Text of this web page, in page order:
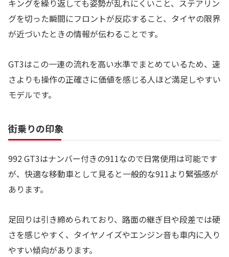
キングを繰り返しても姿勢が乱れにくいこと、ステアリン
グを切った瞬間にフロントが反応すること、タイヤの限界
が近づいたときの情報が伝わることです。
GT3はこの一連の流れを高い水準でまとめているため、速
さよりも操作の正確さに価値を感じる人ほど満足しやすい
モデルです。
街乗りの印象
992 GT3はナンバー付きの911なので日常使用は可能です
が、快適な移動車として見ると一般的な911より緊張感が
あります。
足回りは引き締められており、路面の継ぎ目や段差では硬
さを感じやすく、タイヤノイズやエンジン音も車内に入り
やすい傾向があります。